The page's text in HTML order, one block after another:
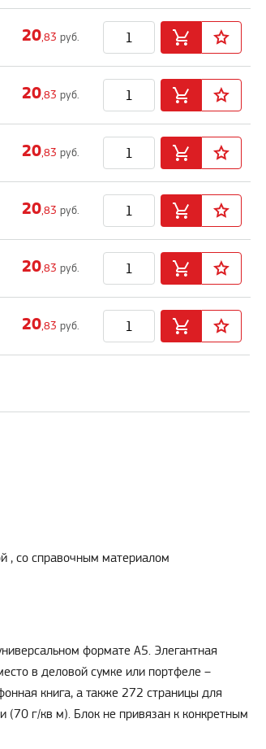
20,83 руб.
20,83 руб.
20,83 руб.
20,83 руб.
20,83 руб.
20,83 руб.
, со справочным материалом
формате А5. Элегантная
в деловой сумке или портфеле –
книга, а также 272 страницы для
(70 г/кв м). Блок не привязан к конкретным